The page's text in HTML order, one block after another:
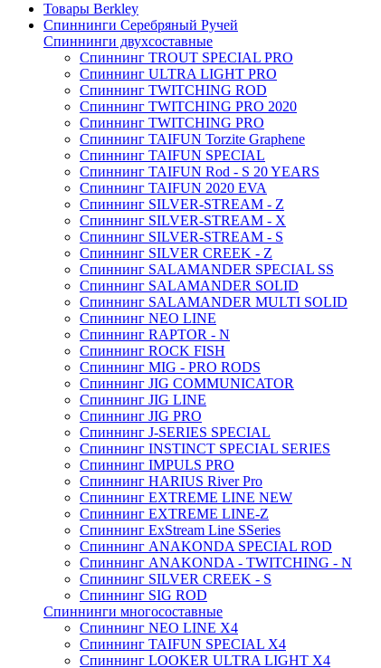
Товары Berkley
Спиннинги Серебряный Ручей
Спиннинги двухсоставные
Спиннинг TROUT SPECIAL PRO
Спиннинг ULTRA LIGHT PRO
Спиннинг TWITCHING ROD
Спиннинг TWITCHING PRO 2020
Спиннинг TWITCHING PRO
Спиннинг TAIFUN Torzite Graphene
Спиннинг TAIFUN SPECIAL
Спиннинг TAIFUN Rod - S 20 YEARS
Спиннинг TAIFUN 2020 EVA
Спиннинг SILVER-STREAM - Z
Спиннинг SILVER-STREAM - X
Спиннинг SILVER-STREAM - S
Спиннинг SILVER CREEK - Z
Спиннинг SALAMANDER SPECIAL SS
Спиннинг SALAMANDER SOLID
Спиннинг SALAMANDER MULTI SOLID
Спиннинг NEO LINE
Спиннинг RAPTOR - N
Спиннинг ROCK FISH
Спиннинг MIG - PRO RODS
Спиннинг JIG COMMUNICATOR
Спиннинг JIG LINE
Спиннинг JIG PRO
Спиннинг J-SERIES SPECIAL
Спиннинг INSTINCT SPECIAL SERIES
Спиннинг IMPULS PRO
Спиннинг HARIUS River Pro
Спиннинг EXTREME LINE NEW
Спиннинг EXTREME LINE-Z
Спиннинг ExStream Line SSeries
Спиннинг ANAKONDA SPECIAL ROD
Спиннинг ANAKONDA - TWITCHING - N
Спиннинг SILVER CREEK - S
Спиннинг SIG ROD
Спиннинги многосоставные
Спиннинг NEO LINE X4
Спиннинг TAIFUN SPECIAL X4
Спиннинг LOOKER ULTRA LIGHT X4